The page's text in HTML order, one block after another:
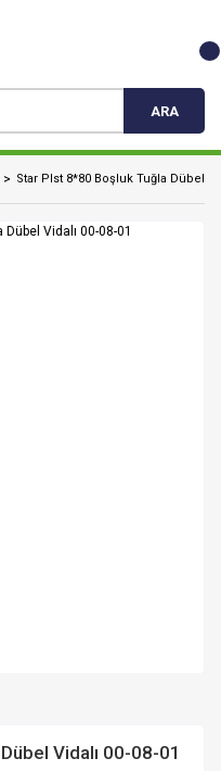
ARA
Star Plst 8*80 Boşluk Tuğla Dübel
Vidalı 00-08-01